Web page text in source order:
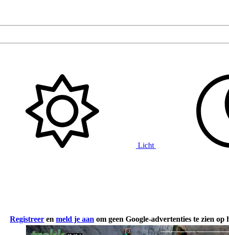
Licht
Registreer en meld je aan om geen Google-advertenties te zien